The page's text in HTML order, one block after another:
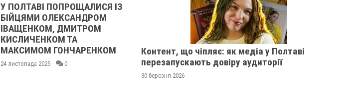
У ПОЛТАВІ ПОПРОЩАЛИСЯ ІЗ
БІЙЦЯМИ ОЛЕКСАНДРОМ
ІВАЩЕНКОМ, ДМИТРОМ
КИСЛИЧЕНКОМ ТА
МАКСИМОМ ГОНЧАРЕНКОМ
24 листопада 2025 0
1000 ТІЛ: УКРАЇНА ОТРИМАЛА
РЕПАТРІЙОВАНІ ОСТАНКИ
0
РОСІЙСЬКИ ДРОН
ЙМОВІРНО ВПАВ У
19 листопада 2025
Контент, що чіпляє: як медіа у Полтаві
перезапускають довіру аудиторії
30 березня 2026